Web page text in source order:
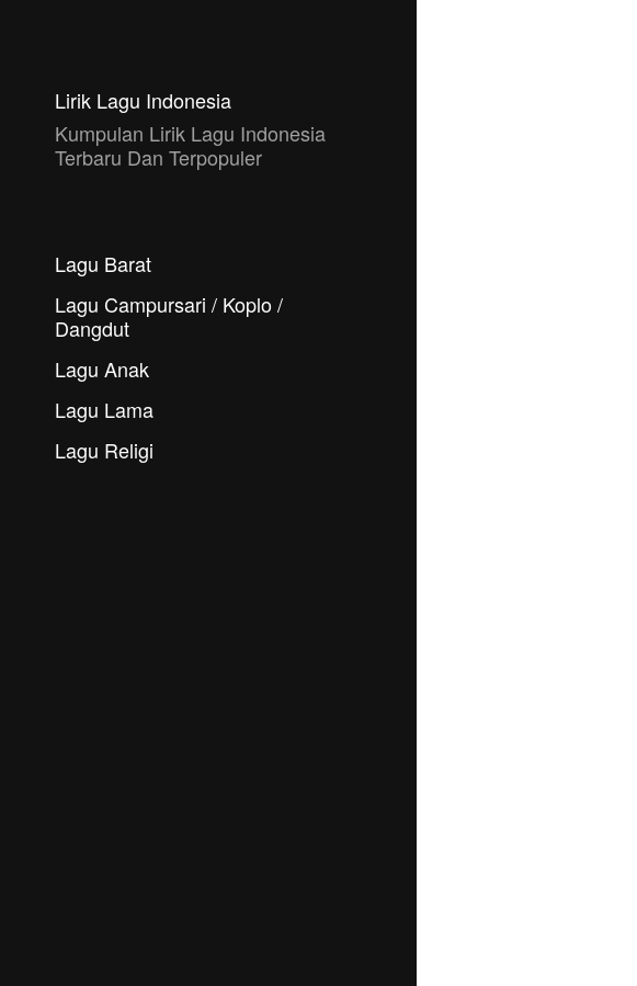
Lirik Lagu Indonesia
Kumpulan Lirik Lagu Indonesia
Terbaru Dan Terpopuler
Lagu Barat
Lagu Campursari / Koplo /
Dangdut
Lagu Anak
Lagu Lama
Lagu Religi